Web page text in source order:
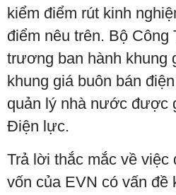
kiểm điểm rút kinh
điểm nêu trên. Bộ Công
trương ban hành khung
khung giá buôn bán
quản lý nhà nước được
Điện lực.
Trả lời thắc mắc về việc
vốn của EVN có vấn đề